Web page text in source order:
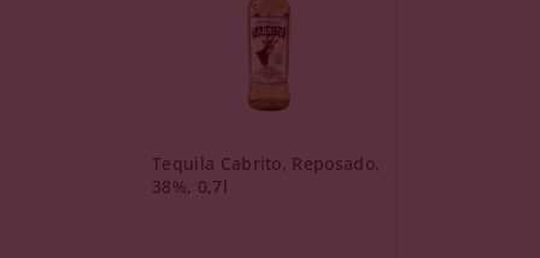
Tequila Cabrito, Reposado,
38%, 0,7l